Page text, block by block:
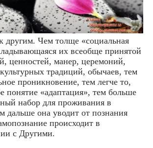
другим. Чем толще «социальная
их всеобще принятой
ценностей, манер, церемоний,
традиций, обычаев, тем
проникновение, тем легче то,
понятие «адаптация», тем больше
набор для проживания в
дальше она уводит от познания
происходит в
с Другими.